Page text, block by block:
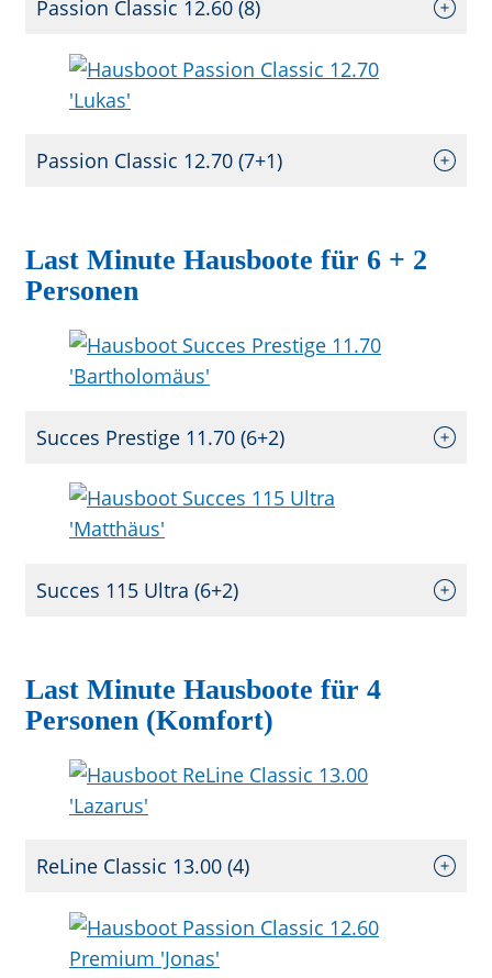
Passion Classic 12.60 (8)
Passion Classic 12.70 (7+1)
Last Minute Hausboote für 6 + 2
Personen
Succes Prestige 11.70 (6+2)
Succes 115 Ultra (6+2)
Last Minute Hausboote für 4
Personen (Komfort)
ReLine Classic 13.00 (4)